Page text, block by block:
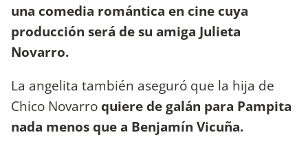
una comedia romántica en cine cuya
producción será de su amiga Julieta
Novarro.
La angelita también aseguró que la hija de
Chico Novarroquiere de galán para Pampita
nada menos que a Benjamín Vicuña.